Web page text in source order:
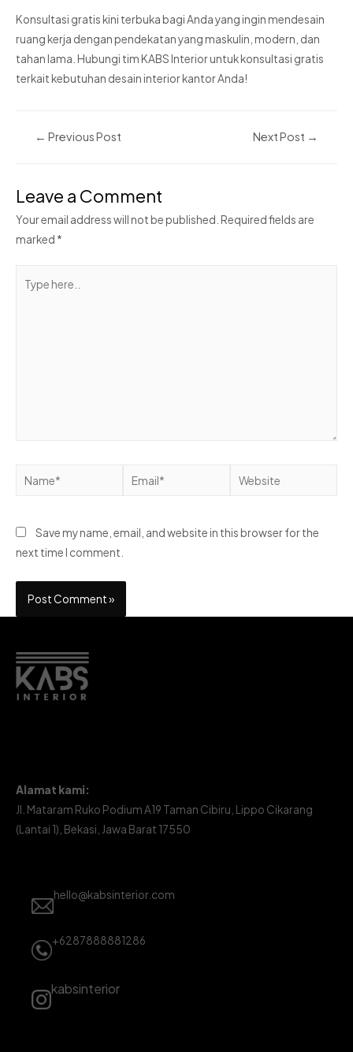
Konsultasi gratis kini terbuka bagi Anda yang ingin mendesain
ruang kerja dengan pendekatan yang maskulin, modern, dan
tahan lama. Hubungi tim KABS Interioruntuk konsultasi gratis
terkait kebutuhan desain interior kantor Anda!
← Previous Post Next Post →
Leave a Comment
Your email address will not be published. Required fields are
marked *
Save my name, email, and website in this browser for the
next time I comment.
Alamat kami:
Jl. Mataram Ruko Podium A19 Taman Cibiru, Lippo Cikarang
(Lantai 1), Bekasi, Jawa Barat 17550
hello@kabsinterior.com
+6287888881286
kabsinterior